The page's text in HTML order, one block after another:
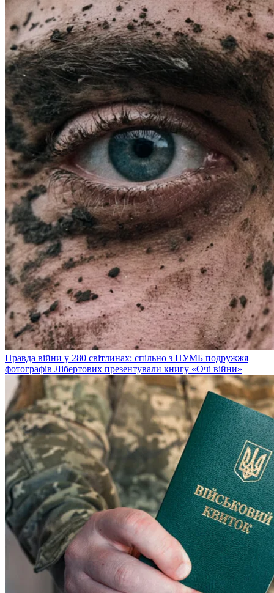
Правда війни у 280 світлинах: спільно з ПУМБ подружжя
фотографів Лібертових презентували книгу «Очі війни»